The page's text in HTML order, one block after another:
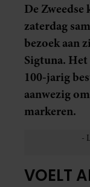
De
zaterdag
bezoek aan
Sigtuna.
100-jarig
aanwezig
markeren.
VOELT